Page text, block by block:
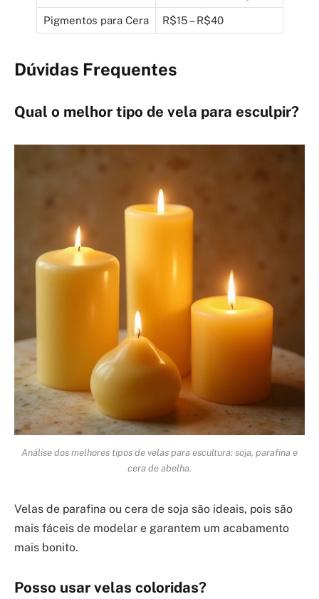
Pigmentos para Cera R$15 – R$40
Dúvidas Frequentes
Qual o melhor tipo de vela para esculpir?
Análise dos melhores tipos de velas para escultura: soja, parafina e
cera de abelha.
Velas de parafina ou cera de soja são ideais, pois são
mais fáceis de modelar e garantem um acabamento
mais bonito.
Posso usar velas coloridas?